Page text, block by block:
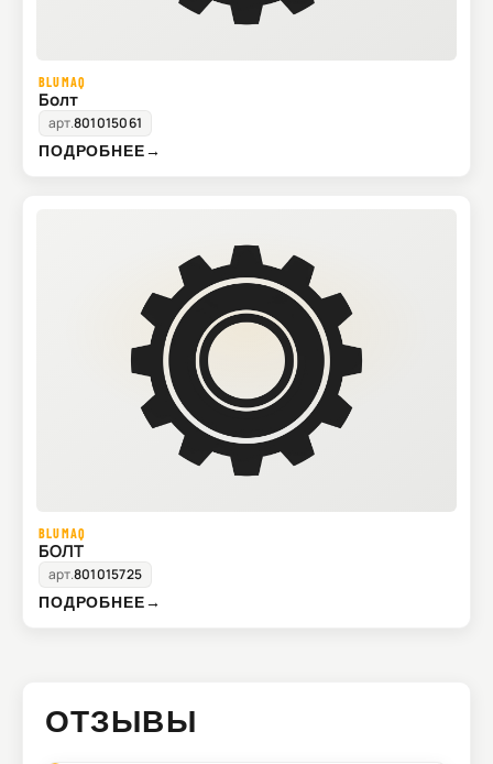
BLUMAQ
Болт
арт.801015061
ПОДРОБНЕЕ→
BLUMAQ
БОЛТ
арт.801015725
ПОДРОБНЕЕ→
ОТЗЫВЫ